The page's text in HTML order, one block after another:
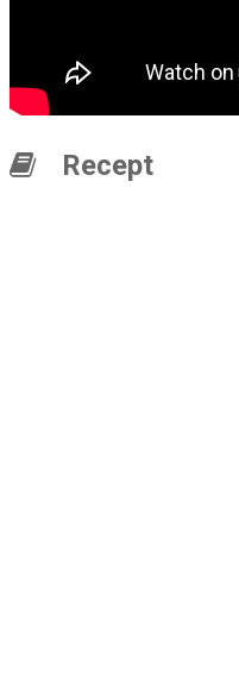
Recept